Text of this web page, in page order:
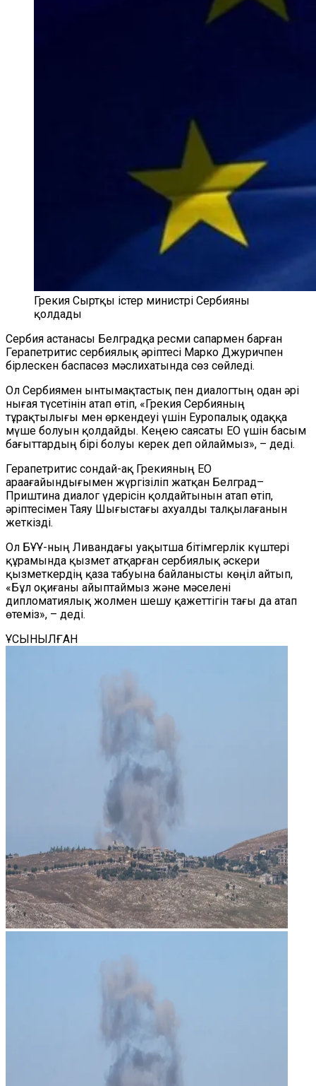
Грекия Сыртқы істер министрі Сербияны
қолдады
Сербия астанасы Белградқа ресми сапармен барған
Герапетритис сербиялық әріптесі Марко Джуричпен
бірлескен баспасөз мәслихатында сөз сөйледі.
Ол Сербиямен ынтымақтастық пен диалогтың одан әрі
нығая түсетінін атап өтіп, «Грекия Сербияның
тұрақтылығы мен өркендеуі үшін Еуропалық одаққа
мүше болуын қолдайды. Кеңею саясаты ЕО үшін басым
бағыттардың бірі болуы керек деп ойлаймыз», – деді.
Герапетритис сондай-ақ Грекияның ЕО
араағайындығымен жүргізіліп жатқан Белград–
Приштина диалог үдерісін қолдайтынын атап өтіп,
әріптесімен Таяу Шығыстағы ахуалды талқылағанын
жеткізді.
Ол БҰҰ-ның Ливандағы уақытша бітімгерлік күштері
құрамында қызмет атқарған сербиялық әскери
қызметкердің қаза табуына байланысты көңіл айтып,
«Бұл оқиғаны айыптаймыз және мәселені
дипломатиялық жолмен шешу қажеттігін тағы да атап
өтеміз», – деді.
ҰСЫНЫЛҒАН